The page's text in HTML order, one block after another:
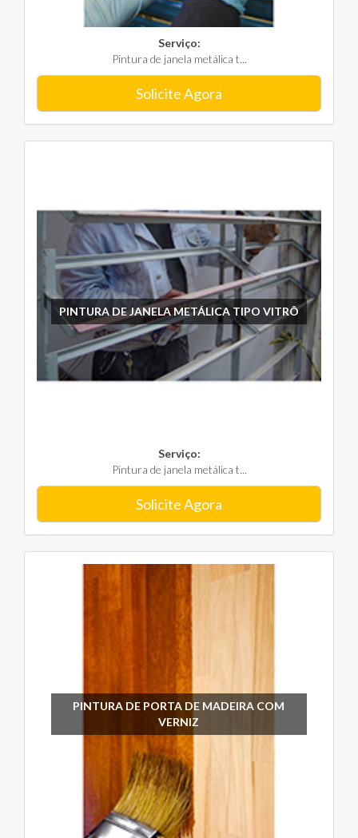
Serviço:
Pintura de janela metálica t...
Solicite Agora
PINTURA DE JANELA METÁLICA TIPO VITRÔ
Serviço:
Pintura de janela metálica t...
Solicite Agora
PINTURA DE PORTA DE MADEIRA COM
VERNIZ